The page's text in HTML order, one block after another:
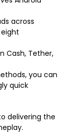
across
Cash, Tether,
you can
quick
delivering the